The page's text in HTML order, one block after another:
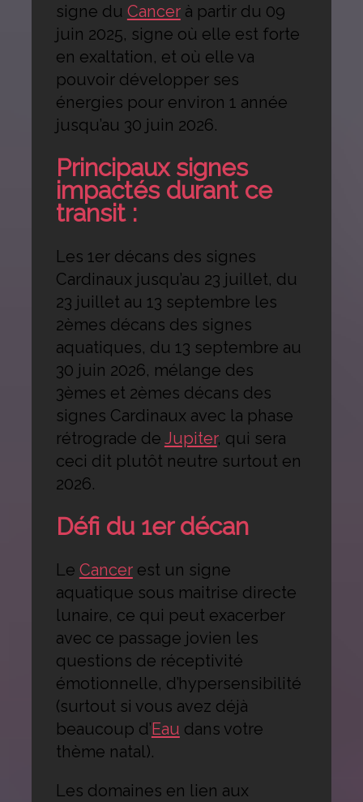
signe du Cancerà partir du 09
juin 2025, signe où elle est forte
en exaltation, et où elle va
pouvoir développer ses
énergies pour environ 1 année
jusqu’au 30 juin 2026.
Principaux signes
impactés durant ce
transit :
Les 1er décans des signes
Cardinaux jusqu’au 23 juillet, du
23 juillet au 13 septembre les
2èmes décans des signes
aquatiques, du 13 septembre au
30 juin 2026, mélange des
3èmes et 2èmes décans des
signes Cardinaux avec la phase
rétrograde de Jupiter, qui sera
ceci dit plutôt neutre surtout en
2026.
Défi du 1er décan
Le Cancerest un signe
aquatique sous maitrise directe
lunaire, ce qui peut exacerber
avec ce passage jovien les
questions de réceptivité
émotionnelle, d’hypersensibilité
(surtout si vous avez déjà
beaucoup d’Eau dans votre
thème natal).
Les domaines en lien aux